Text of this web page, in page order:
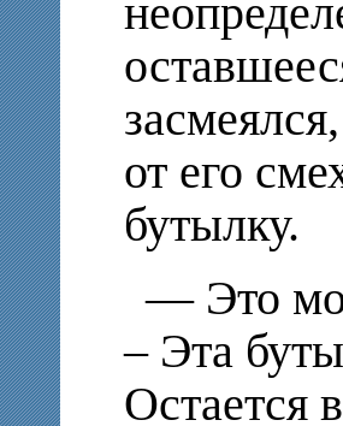
от его
бутылку.
— Это
– Эта
Остается